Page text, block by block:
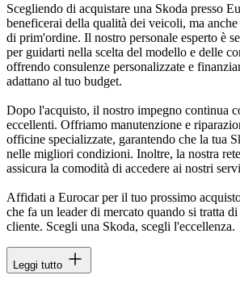
Scegliendo di acquistare una Skoda presso
beneficerai della qualità dei veicoli, ma
di prim'ordine. Il nostro personale esperto è
per guidarti nella scelta del modello e delle
offrendo consulenze personalizzate e
adattano al tuo budget.
Dopo l'acquisto, il nostro impegno continua
eccellenti. Offriamo manutenzione e
officine specializzate, garantendo che la tua
nelle migliori condizioni. Inoltre, la nostra
assicura la comodità di accedere ai nostri
Affidati a Eurocar per il tuo prossimo
che fa un leader di mercato quando si tratta
cliente. Scegli una Skoda, scegli l'eccellenza.
Leggi tutto